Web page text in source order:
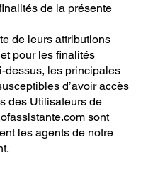
de la présente
de leurs attributions
pour les finalités
dessus, les principales
d’avoir accès
des Utilisateurs de
sont
les agents de notre